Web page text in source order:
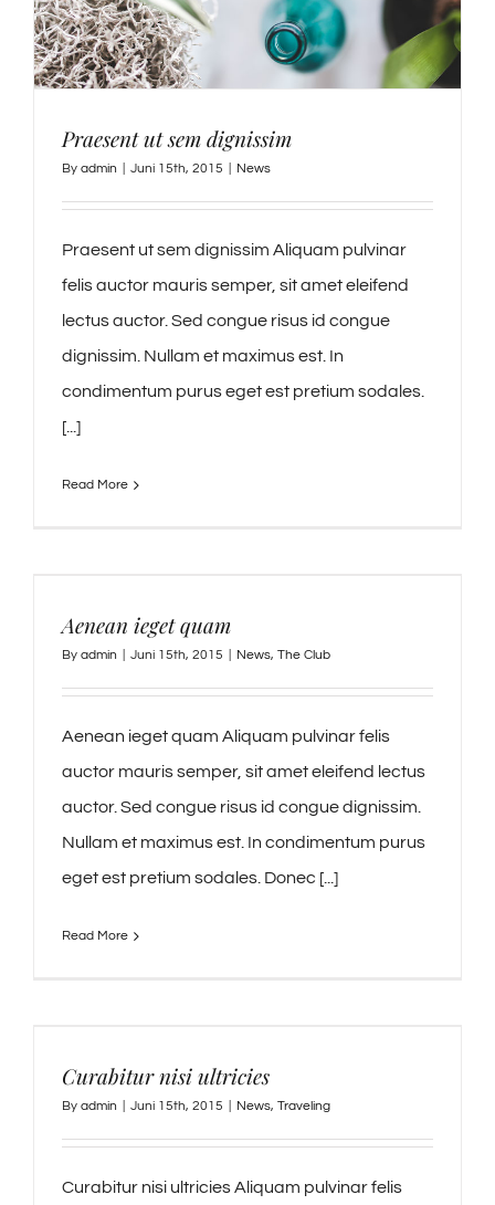
Praesent ut sem dignissim
By admin Juni 15th, 2015 News
Praesent ut sem dignissim Aliquam pulvinar
felis auctor mauris semper, sit amet eleifend
lectus auctor. Sed congue risus id congue
dignissim. Nullam et maximus est. In
condimentum purus eget est pretium sodales.
[...]
Read More
Aenean ieget quam
By admin Juni 15th, 2015 News, The Club
Aenean ieget quam Aliquam pulvinar felis
auctor mauris semper, sit amet eleifend lectus
auctor. Sed congue risus id congue dignissim.
Nullam et maximus est. In condimentum purus
eget est pretium sodales. Donec [...]
Read More
Curabitur nisi ultricies
By admin Juni 15th, 2015 News, Traveling
Curabitur nisi ultricies Aliquam pulvinar felis